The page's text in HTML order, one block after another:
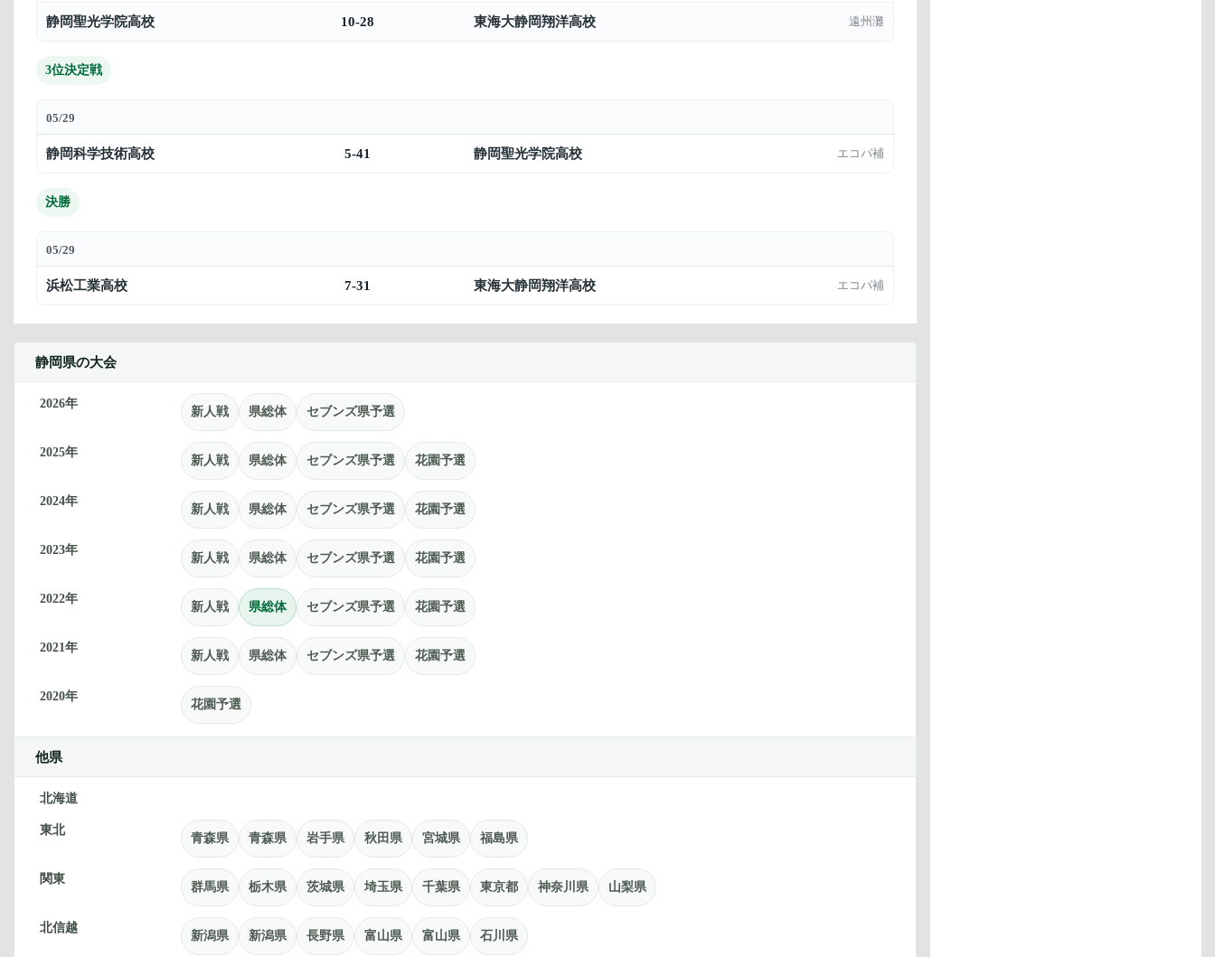
静岡聖光学院高校 10-28 東海大静岡翔洋高校 遠州灘
3位決定戦
05/29
静岡科学技術高校 5-41 静岡聖光学院高校 エコパ補
決勝
05/29
浜松工業高校 7-31 東海大静岡翔洋高校 エコパ補
静岡県の大会
2026年
新人戦 県総体 セブンズ県予選
2025年
新人戦 県総体 セブンズ県予選 花園予選
2024年
新人戦 県総体 セブンズ県予選 花園予選
2023年
新人戦 県総体 セブンズ県予選 花園予選
2022年
新人戦 県総体 セブンズ県予選 花園予選
2021年
新人戦 県総体 セブンズ県予選 花園予選
2020年
花園予選
他県
北海道
東北
青森県 青森県 岩手県 秋田県 宮城県 福島県
関東
群馬県 栃木県 茨城県 埼玉県 千葉県 東京都 神奈川県 山梨県
北信越
新潟県 新潟県 長野県 富山県 富山県 石川県